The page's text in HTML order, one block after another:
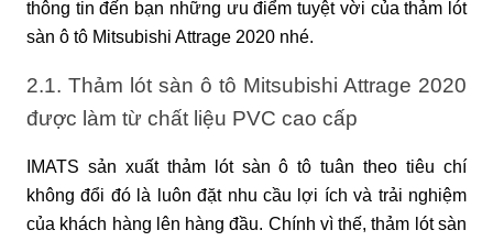
thông tin đến bạn những ưu điểm tuyệt vời của thảm lót
sàn ô tô Mitsubishi Attrage 2020 nhé.
2.1. Thảm lót sàn ô tô Mitsubishi Attrage 2020
được làm từ chất liệu PVC cao cấp
IMATS sản xuất thảm lót sàn ô tô tuân theo tiêu chí
không đổi đó là luôn đặt nhu cầu lợi ích và trải nghiệm
của khách hàng lên hàng đầu. Chính vì thế, thảm lót sàn